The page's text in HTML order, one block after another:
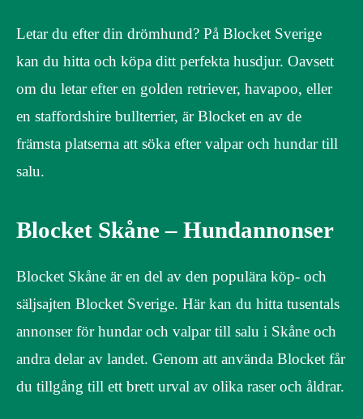
Letar du efter din drömhund? På Blocket Sverige
kan du hitta och köpa ditt perfekta husdjur. Oavsett
om du letar efter en golden retriever, havapoo, eller
en staffordshire bullterrier, är Blocket en av de
främsta platserna att söka efter valpar och hundar till
salu.
Blocket Skåne – Hundannonser
Blocket Skåne är en del av den populära köp- och
säljsajten Blocket Sverige. Här kan du hitta tusentals
annonser för hundar och valpar till salu i Skåne och
andra delar av landet. Genom att använda Blocket får
du tillgång till ett brett urval av olika raser och åldrar.